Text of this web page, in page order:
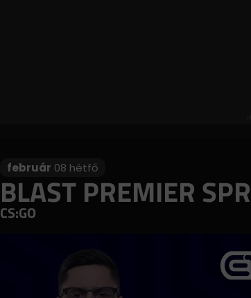
február 08 hétfő
BLAST PREMIER
CS:GO